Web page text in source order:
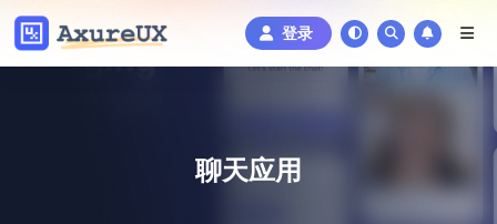
登录
聊天应用